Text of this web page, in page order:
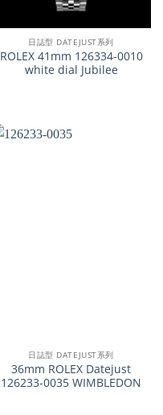
日誌型 DATEJUST系列
ROLEX 41mm 126334-0010
white dial Jubilee
日誌型 DATEJUST系列
36mm ROLEX Datejust
126233-0035 WIMBLEDON